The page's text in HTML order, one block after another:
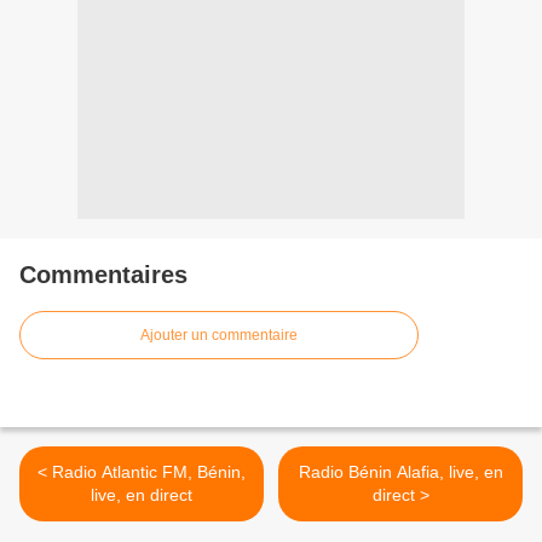
Commentaires
Ajouter un commentaire
< Radio Atlantic FM, Bénin,
live, en direct
Radio Bénin Alafia, live, en
direct >